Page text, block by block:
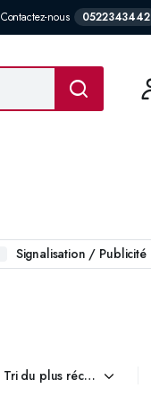
Contactez-nous 0522343442
Signalisation / Publicité